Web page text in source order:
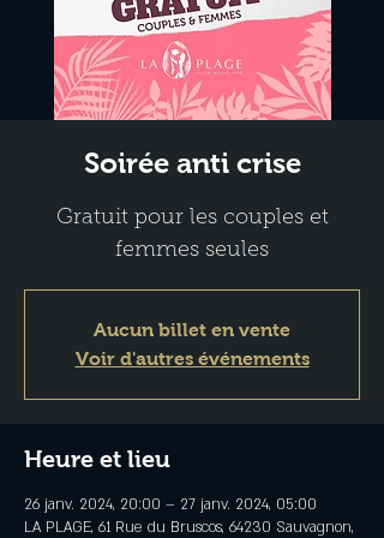
Soirée anti crise
Gratuit pour les couples et
femmes seules
Aucun billet en vente
Voir d'autres événements
Heure et lieu
26 janv. 2024, 20:00 – 27 janv. 2024, 05:00
LA PLAGE, 61 Rue du Bruscos, 64230 Sauvagnon,